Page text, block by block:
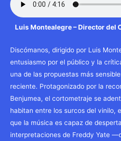
Luis Montealegre – Director del
Discómanos, dirigido por Luis
entusiasmo por el público y la
una de las propuestas más
reciente. Protagonizado por la
Benjumea, el cortometraje se
habitan entre los surcos del vinilo,
que la música es capaz de
interpretaciones de Freddy Yate